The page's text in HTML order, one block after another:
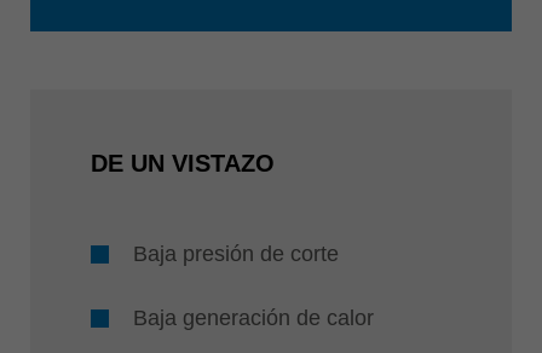
DE UN VISTAZO
Baja presión de corte
Baja generación de calor